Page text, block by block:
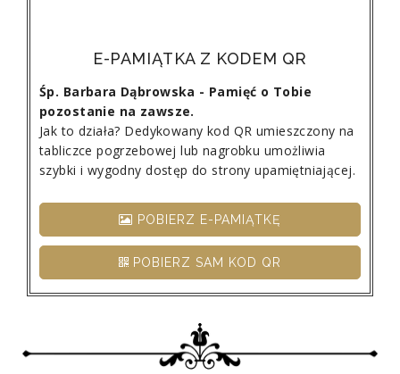
E-PAMIĄTKA Z KODEM QR
Śp. Barbara Dąbrowska - Pamięć o Tobie
pozostanie na zawsze.
Jak to działa? Dedykowany kod QR umieszczony na
tabliczce pogrzebowej lub nagrobku umożliwia
szybki i wygodny dostęp do strony upamiętniającej.
POBIERZ E-PAMIĄTKĘ
POBIERZ SAM KOD QR